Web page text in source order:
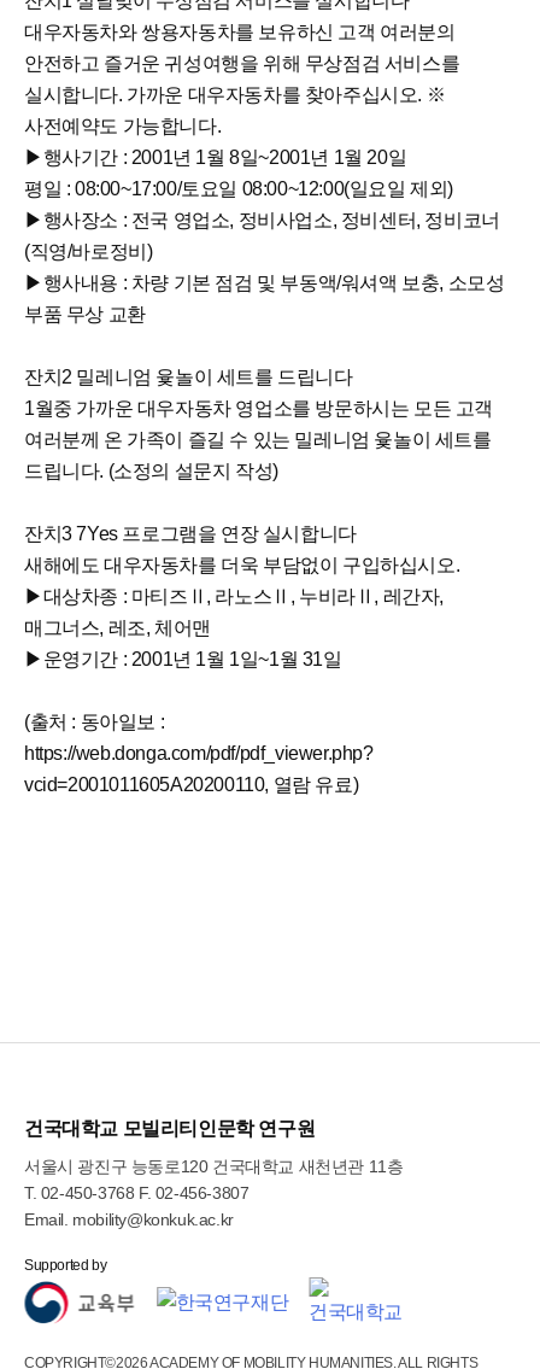
대우자동차와 쌍용자동차를 보유하신 고객 여러분의
안전하고 즐거운 귀성여행을 위해 무상점검 서비스를
실시합니다. 가까운 대우자동차를 찾아주십시오. ※
사전예약도 가능합니다.
▶행사기간 : 2001년 1월 8일~2001년 1월 20일
평일 : 08:00~17:00/토요일 08:00~12:00(일요일 제외)
▶행사장소 : 전국 영업소, 정비사업소, 정비센터, 정비코너
(직영/바로정비)
▶행사내용 : 차량 기본 점검 및 부동액/워셔액 보충, 소모성
부품 무상 교환
잔치2 밀레니엄 윷놀이 세트를 드립니다
1월중 가까운 대우자동차 영업소를 방문하시는 모든 고객
여러분께 온 가족이 즐길 수 있는 밀레니엄 윷놀이 세트를
드립니다. (소정의 설문지 작성)
잔치3 7Yes 프로그램을 연장 실시합니다
새해에도 대우자동차를 더욱 부담없이 구입하십시오.
▶대상차종 : 마티즈Ⅱ, 라노스Ⅱ, 누비라Ⅱ, 레간자,
매그너스, 레조, 체어맨
▶운영기간 : 2001년 1월 1일~1월 31일
(출처 : 동아일보 :
https://web.donga.com/pdf/pdf_viewer.php?
vcid=2001011605A20200110, 열람 유료)
건국대학교 모빌리티인문학 연구원
서울시 광진구 능동로120 건국대학교 새천년관 11층
T. 02-450-3768 F. 02-456-3807
Email. mobility@konkuk.ac.kr
COPYRIGHT©2026 ACADEMY OF MOBILITY HUMANITIES. ALL RIGHTS